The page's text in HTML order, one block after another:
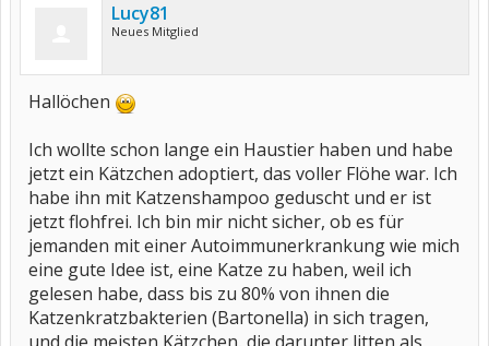
Lucy81
Neues Mitglied
Hallöchen
Ich wollte schon lange ein Haustier haben und habe
jetzt ein Kätzchen adoptiert, das voller Flöhe war. Ich
habe ihn mit Katzenshampoo geduscht und er ist
jetzt flohfrei. Ich bin mir nicht sicher, ob es für
jemanden mit einer Autoimmunerkrankung wie mich
eine gute Idee ist, eine Katze zu haben, weil ich
gelesen habe, dass bis zu 80% von ihnen die
Katzenkratzbakterien (Bartonella) in sich tragen,